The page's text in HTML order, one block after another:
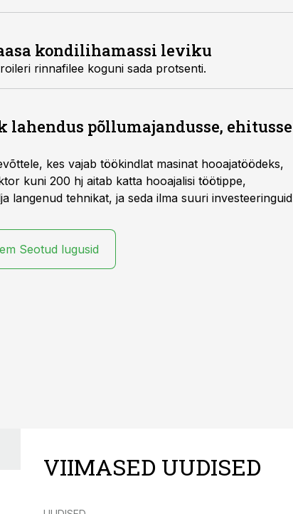
kondilihamassi leviku
rinnafilee koguni sada protsenti.
põllumajandusse, ehitusse
kes vajab töökindlat masinat hooajatöödeks,
kuni 200 hj aitab katta hooajalisi töötippe,
langenud tehnikat, ja seda ilma suuri investeeringuid
Seotud lugusid
VIIMASED UUDISED